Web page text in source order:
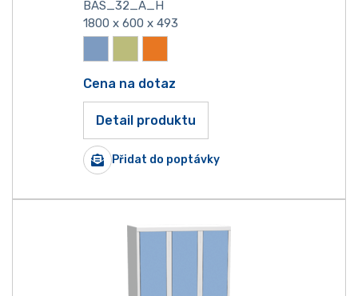
BAS_32_A_H
1800 x 600 x 493
Cena na dotaz
Detail produktu
Přidat do poptávky